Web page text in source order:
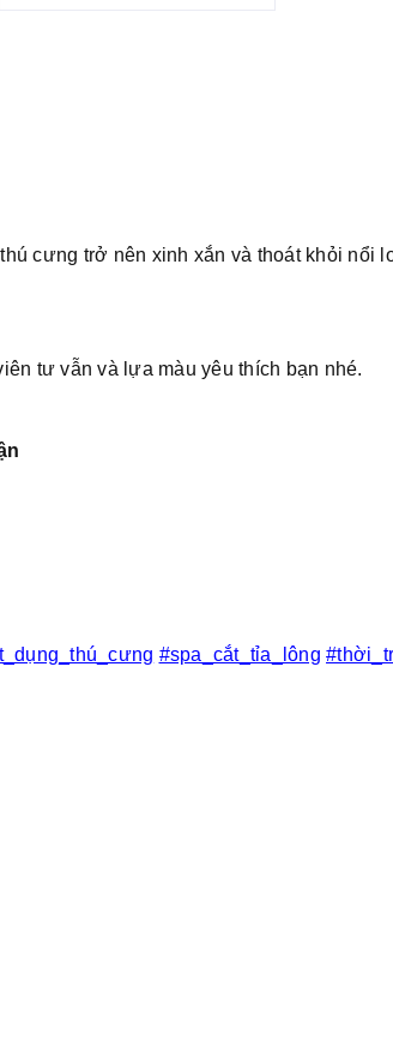
cưng trở nên xinh xắn và thoát khỏi nổi
tư vẫn và lựa màu yêu thích bạn nhé.
#spa_cắt_tỉa_lông